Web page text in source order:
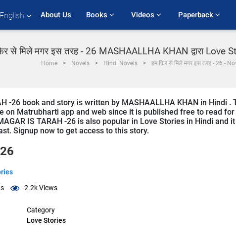
English About Us Books Videos Paperback
से मिले मगर इस तरह - 26 MASHAALLHA KHAN द्वारा Love
Home Novels Hindi Novels हम फिर से मिले मगर इस तरह - 26 -
-26 book and story is written by MASHAALLHA KHAN in Hindi .
on Matrubharti app and web since it is published free to read for
IS TARAH -26 is also popular in Love Stories in Hindi and
Signup now to get access to this story.
2.2kViews
Category
Love Stories